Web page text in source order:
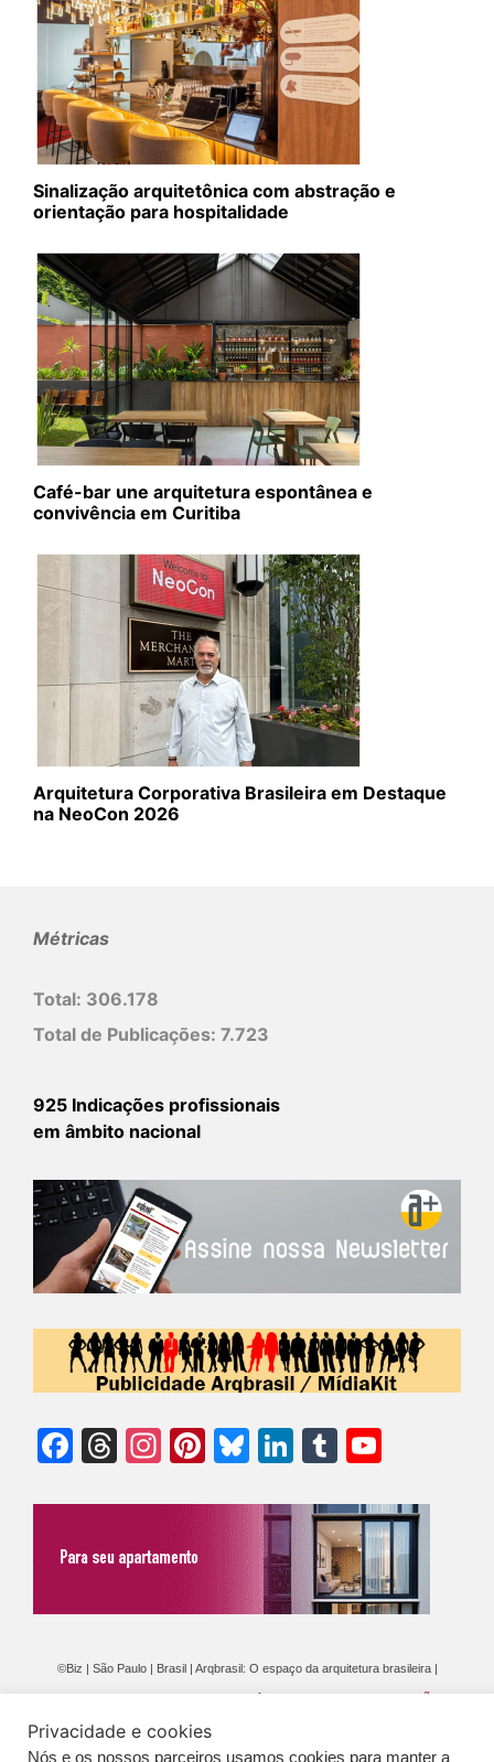
Sinalização arquitetônica com abstração e
orientação para hospitalidade
Café-bar une arquitetura espontânea e
convivência em Curitiba
Arquitetura Corporativa Brasileira em Destaque
na NeoCon 2026
Métricas
Total: 306.178
Total de Publicações: 7.723
925 Indicações profissionais
em âmbito nacional
Facebook
Threads
Instagram
Pinterest
Bluesky
LinkedIn
Tumblr
©Biz | São Paulo | Brasil | Arqbrasil: O espaço da arquitetura brasileira |
GERAIS DE PUBLICAÇÃO (CGP
Privacidade e cookies
Nós e os nossos parceiros usamos cookies para manter a